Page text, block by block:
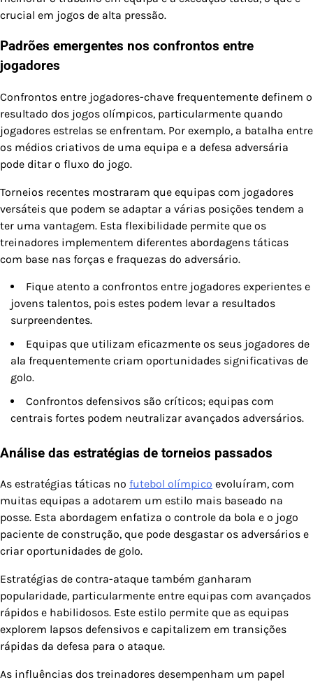
crucial em jogos de alta pressão.
Padrões emergentes nos confrontos entre
jogadores
Confrontos entre jogadores-chave frequentemente definem o
resultado dos jogos olímpicos, particularmente quando
jogadores estrelas se enfrentam. Por exemplo, a batalha entre
os médios criativos de uma equipa e a defesa adversária
pode ditar o fluxo do jogo.
Torneios recentes mostraram que equipas com jogadores
versáteis que podem se adaptar a várias posições tendem a
ter uma vantagem. Esta flexibilidade permite que os
treinadores implementem diferentes abordagens táticas
com base nas forças e fraquezas do adversário.
Fique atento a confrontos entre jogadores experientes e
jovens talentos, pois estes podem levar a resultados
surpreendentes.
Equipas que utilizam eficazmente os seus jogadores de
ala frequentemente criam oportunidades significativas de
golo.
Confrontos defensivos são críticos; equipas com
centrais fortes podem neutralizar avançados adversários.
Análise das estratégias de torneios passados
As estratégias táticas no futebol olímpico evoluíram, com
muitas equipas a adotarem um estilo mais baseado na
posse. Esta abordagem enfatiza o controle da bola e o jogo
paciente de construção, que pode desgastar os adversários e
criar oportunidades de golo.
Estratégias de contra-ataque também ganharam
popularidade, particularmente entre equipas com avançados
rápidos e habilidosos. Este estilo permite que as equipas
explorem lapsos defensivos e capitalizem em transições
rápidas da defesa para o ataque.
As influências dos treinadores desempenham um papel